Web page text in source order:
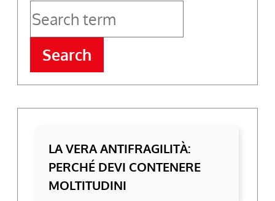
Search
LA VERA ANTIFRAGILITÀ:
PERCHÉ DEVI CONTENERE
MOLTITUDINI